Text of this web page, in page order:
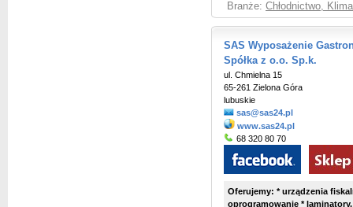
Branże: Chłodnictwo,
SAS Wyposażenie
Spółka z o.o. Sp.k.
ul. Chmielna 15
65-261 Zielona Góra
lubuskie
sas@sas24.pl
www.sas24.pl
68 320 80 70
Oferujemy: * urządzenia
oprogramowanie *